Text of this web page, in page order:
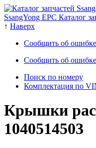
SsangYong EPC Каталог
↑ Наверх
Сообщить об ошибке
Сообщить об ошибке
Поиск по номеру
Комплектация по
Крышки
1040514503